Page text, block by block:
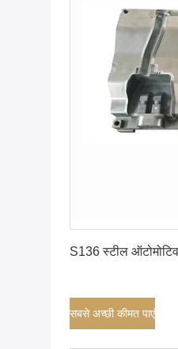
S136 स्टील
सबसे अच्छी कीमत पाएं